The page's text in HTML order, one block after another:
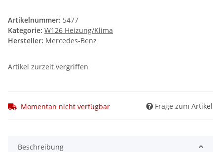
Artikelnummer: 5477
Kategorie: W126 Heizung/Klima
Hersteller: Mercedes-Benz
Artikel zurzeit vergriffen
Momentan nicht verfügbar Frage zum Artikel
Beschreibung